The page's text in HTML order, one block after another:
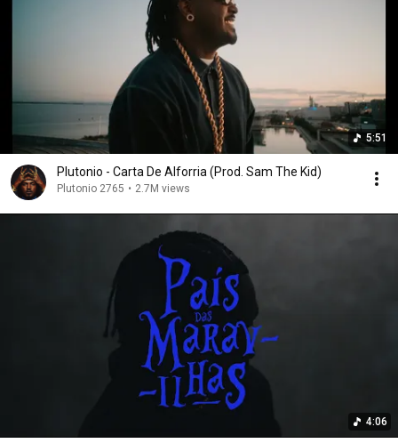
5:51
Plutonio - Carta De Alforria (Prod. Sam The Kid)
Plutonio 2765 • 2.7M views
4:06